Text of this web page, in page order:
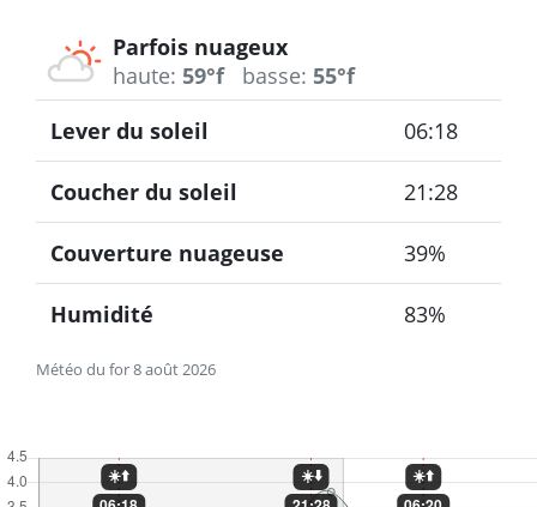
Parfois nuageux
haute: 59°f basse: 55°f
Météo du for 8 août 2026
Lever du soleil 06:18
Coucher du soleil 21:28
Couverture nuageuse 39%
Humidité 83%